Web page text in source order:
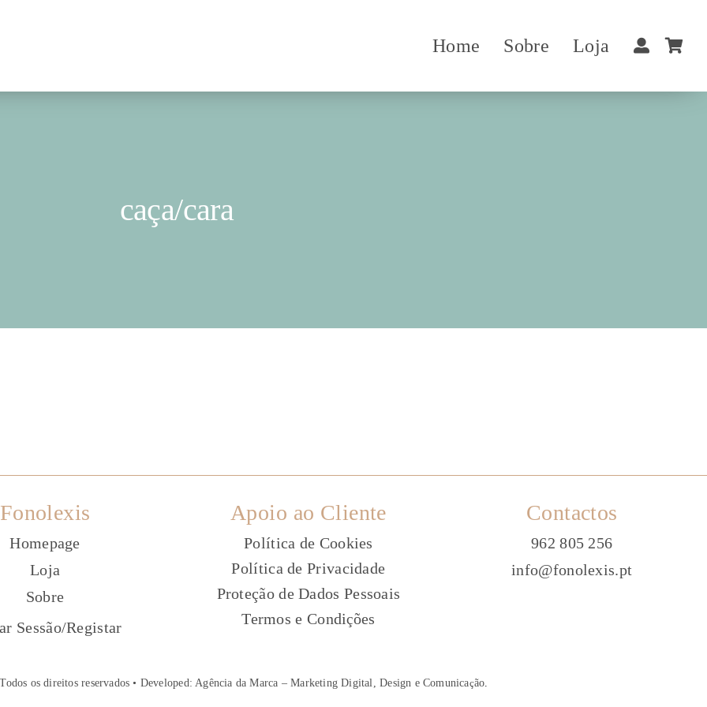
Home Sobre Loja
caça/cara
Fonolexis
Homepage
Loja
Sobre
Sessão/Registar
Apoio ao Cliente
Política de Cookies
Política de Privacidade
Proteção de Dados Pessoais
Termos e Condições
Contactos
962 805 256
info@fonolexis.pt
os direitos reservados • Developed:Agência da Marca – Marketing Digital, Design e Comunicação.